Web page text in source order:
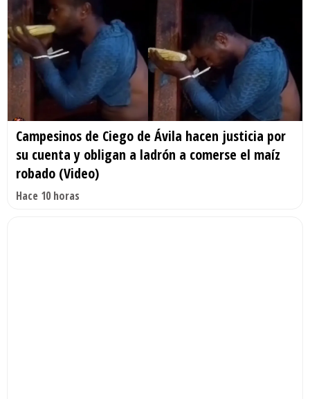
Campesinos de Ciego de Ávila hacen justicia por
su cuenta y obligan a ladrón a comerse el maíz
robado (Video)
Hace 10 horas